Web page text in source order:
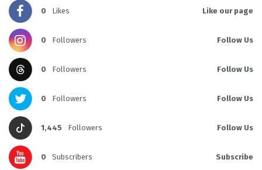
0 Likes Like our page
0 Followers Follow Us
0 Followers Follow Us
0 Followers Follow Us
1,445 Followers Follow Us
0 Subscribers Subscribe